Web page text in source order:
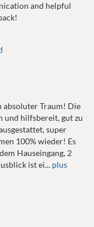
and helpful
absoluter Traum! Die
und hilfsbereit, gut zu
super
100% wieder! Es
Hauseingang, 2
ist ei... plus